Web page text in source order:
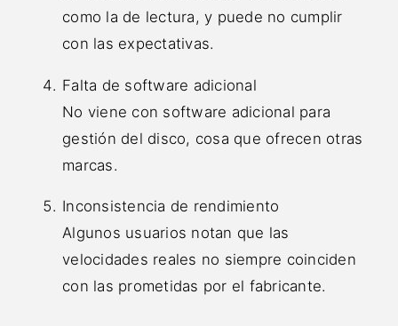
como la de lectura, y puede no cumplir
con las expectativas.
Falta de software adicional
No viene con software adicional para
gestión del disco, cosa que ofrecen otras
marcas.
Inconsistencia de rendimiento
Algunos usuarios notan que las
velocidades reales no siempre coinciden
con las prometidas por el fabricante.